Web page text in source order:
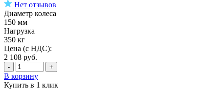
Нет отзывов
Диаметр колеса
150 мм
Нагрузка
350 кг
Цена (с НДС):
2 108 руб.
- +
В корзину
Купить в 1 клик